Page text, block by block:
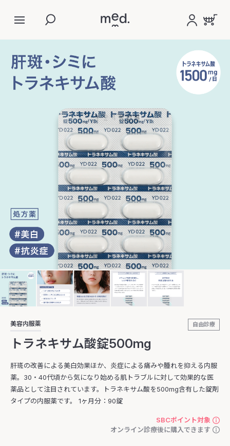
自由診療
美容内服薬
トラネキサム酸錠500mg
肝斑の改善による美白効果ほか、炎症による痛みや腫れを抑える内服
薬。30・40代頃から気になり始める肌トラブルに対して効果的な医
薬品として注目されています。トラネキサム酸を500mg含有した錠剤
タイプの内服薬です。 1ヶ月分：90錠
SBCポイント対象
オンライン診療後に購入できます